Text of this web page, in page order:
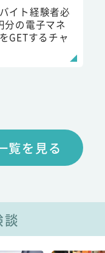
イト経験者必
分の電子マネ
GETするチャ
覧を見る
談